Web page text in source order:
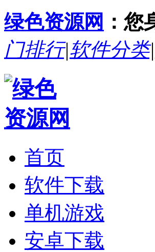
绿色资源网 ：
门排行|软件分类|
首页
软件下载
单机游戏
安卓下载